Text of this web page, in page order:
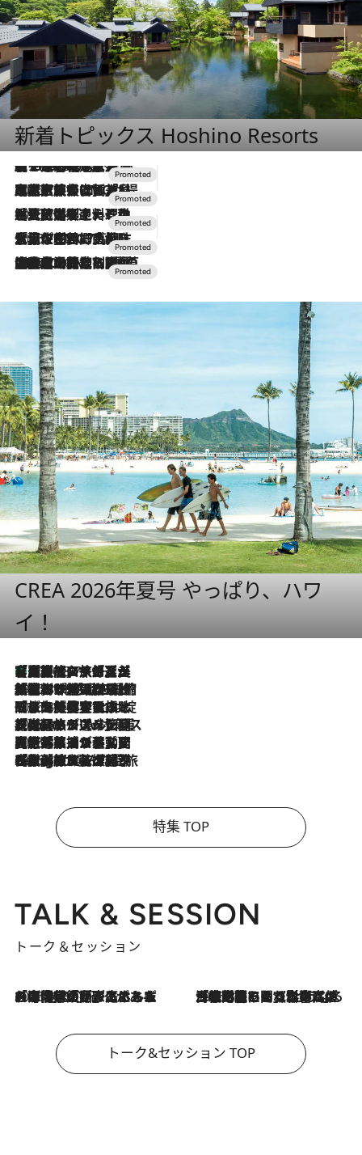
新着トピックス Hoshino Resorts
2026.8.7
【トンボの足水浴】ヒノキの香りに包まれて涼感マックス！約13℃の湧水かけ流しを避暑地「星野温泉 トンボの湯」で体験
2026.7.31
【ホテル帰省】という選択肢をOMOが提案。家族とほどよい距離を保つには「昼は実家、夜は気兼ねなくホテルで！」
2026.7.24
【夏限定ディナーコース】旬を迎える稚鮎や花ズッキーニなどをイタリア・トスカーナの郷土料理の手法で満喫！
2026.7.17
「土佐和ハーブかき氷」がOMO7高知に登場！生姜、山椒、大葉など目にも舌にも涼を呼ぶ郷土の味
2026.7.10
NEW OPEN！【界 草津】名湯の地に誕生。趣の異なる2種の温泉と上州ならではの会席・蕎麦割烹など美食を味わう究極の癒やし旅
CREA 2026年夏号 やっぱり、ハワ
イ！
2026.8.7
【厳選旅コスメ】「多機能アイテムがメイン！」旅好き美容エディターが選んだ夏旅ベストコスメを発表【Mサイズジップ】
2026.8.6
「荷物が増えるほど旅ストレスは増す」美容ジャーナリストがたどり着いた最終結論。“化粧品を劇的に減らす”感動の凝縮美容とは
2026.8.6
「旅先には金髪ウィッグを持参」日本と同じメイクでは損してる!? 美容ジャーナリストが提案する“掟破りの旅美容”とは
2026.8.6
【厳選旅コスメ】「身軽さ＆UV対策重視！」ヘアアーティストshucoが選んだ夏旅ベストコスメを発表【Mサイズジップ】
2026.8.5
【厳選旅コスメ】国内をあちこち移動する河井菜摘が選んだ夏旅ベストコスメ発表！「リラックスアイテムはマスト」【Mサイズジップ】
2026.8.4
【厳選旅コスメ】「紫外線＆乾燥対策しながらメイク感も！」ヘア＆メイクGeorgeが選んだ夏旅ベストコスメを発表！【Mサイズジップ】
特集 TOP
TALK & SESSION
トーク＆セッション
2026.8.3
「今後値上げがあるとすれば…」「リスクがあるのは今年の冬」エネルギー専門家が語る、ホルムズ海峡封鎖が家庭にもたらす“ある心配” 2026.8.3
「住宅建てられない…」「サーチャージ料の高値が続いている」ホルムズ海峡封鎖による影響はいつまで続く？《エネルギー専門家に聞く“どうなる日本の暮らし”》
トーク&セッション TOP